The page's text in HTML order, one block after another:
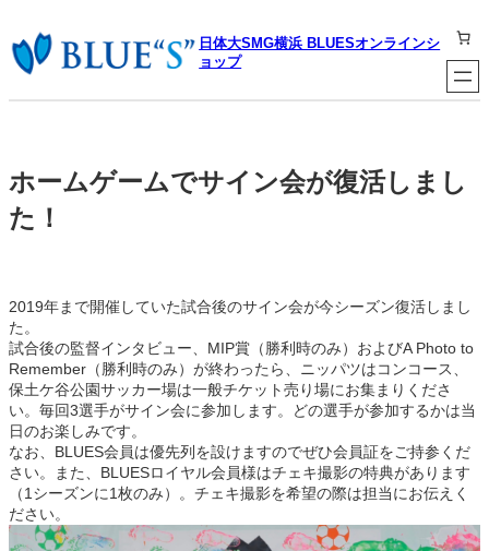
容
を
キ
日体大SMG横浜 BLUESオンラインシ
ョップ
ホームゲームでサイン会が復活しまし
た！
2019年まで開催していた試合後のサイン会が今シーズン復活しまし
た。
試合後の監督インタビュー、MIP賞（勝利時のみ）およびA Photo to
Remember（勝利時のみ）が終わったら、ニッパツはコンコース、
保土ケ谷公園サッカー場は一般チケット売り場にお集まりくださ
い。毎回3選手がサイン会に参加します。どの選手が参加するかは当
日のお楽しみです。
なお、BLUES会員は優先列を設けますのでぜひ会員証をご持参くだ
さい。また、BLUESロイヤル会員様はチェキ撮影の特典があります
（1シーズンに1枚のみ）。チェキ撮影を希望の際は担当にお伝えく
ださい。